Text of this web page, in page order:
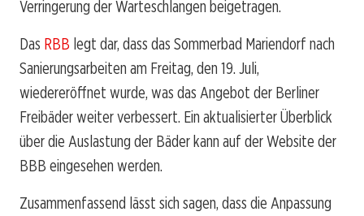
Verringerung der Warteschlangen beigetragen.
Das RBB legt dar, dass das Sommerbad Mariendorf nach
Sanierungsarbeiten am Freitag, den 19. Juli,
wiedereröffnet wurde, was das Angebot der Berliner
Freibäder weiter verbessert. Ein aktualisierter Überblick
über die Auslastung der Bäder kann auf der Website der
BBB eingesehen werden.
Zusammenfassend lässt sich sagen, dass die Anpassung